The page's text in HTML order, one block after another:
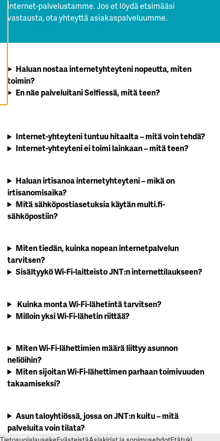
S
Y
K
K
V
Ä
S
T
E
internet-palvelustamme. Jos et löydä etsimääsi
vastausta, ota yhteyttä asiakaspalveluumme.
Haluan nostaa internetyhteyteni nopeutta, miten
toimin?
En näe palveluitani Selfiessä, mitä teen?
Internet-yhteyteni tuntuu hitaalta – mitä voin tehdä?
Internet-yhteyteni ei toimi lainkaan – mitä teen?
Haluan irtisanoa internetyhteyteni – mikä on
irtisanomisaika?
Mitä sähköpostiasetuksia käytän multi.fi-
sähköpostiin?
Miten tiedän, kuinka nopean internetpalvelun
tarvitsen?
Sisältyykö Wi-Fi-laitteisto JNT:n internettilaukseen?
Kuinka monta Wi-Fi-lähetintä tarvitsen?
Milloin yksi Wi-Fi-lähetin riittää?
Miten Wi-Fi-lähettimien määrä liittyy asunnon
neliöihin?
Miten sijoitan Wi-Fi-lähettimen parhaan toimivuuden
takaamiseksi?
Asun taloyhtiössä, jossa on JNT:n kuitu – mitä
palveluita voin tilata?